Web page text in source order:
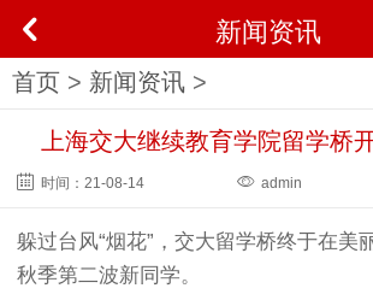
新闻资讯
首页> 新闻资讯>
上海交大继续教育学院留学桥
时间： 21-08-14 admin
躲过台风“烟花”，交大留学桥终于在美
秋季第二波新同学。